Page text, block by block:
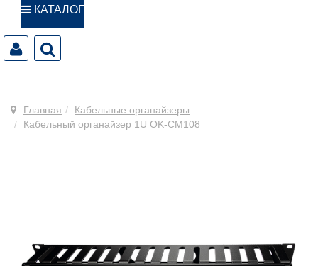
КАТАЛОГ
Главная
Кабельные органайзеры
Кабельный органайзер 1U OK-CM108